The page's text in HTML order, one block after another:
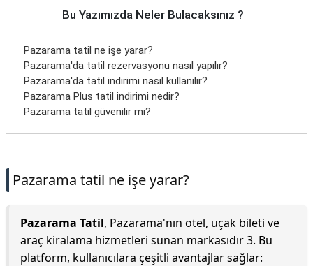
Bu Yazımızda Neler Bulacaksınız ?
Pazarama tatil ne işe yarar?
Pazarama'da tatil rezervasyonu nasıl yapılır?
Pazarama'da tatil indirimi nasıl kullanılır?
Pazarama Plus tatil indirimi nedir?
Pazarama tatil güvenilir mi?
Pazarama tatil ne işe yarar?
Pazarama Tatil, Pazarama'nın otel, uçak bileti ve
araç kiralama hizmetleri sunan markasıdır 3. Bu
platform, kullanıcılara çeşitli avantajlar sağlar: